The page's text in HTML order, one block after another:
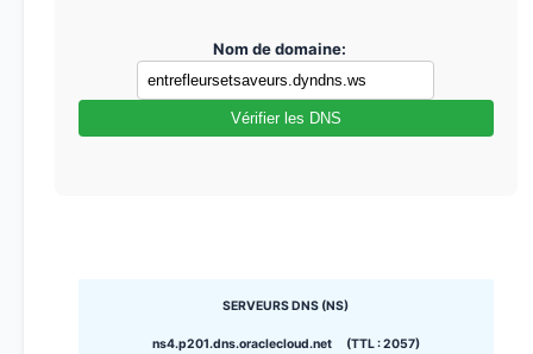
Nom de domaine:
Vérifier les DNS
SERVEURS DNS (NS)
ns4.p201.dns.oraclecloud.net (TTL : 2057)